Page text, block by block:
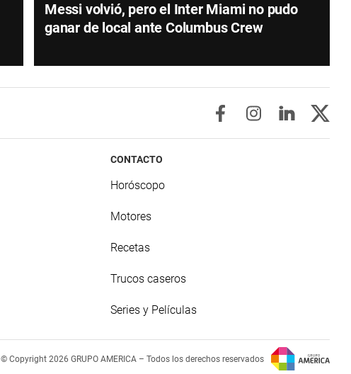
Messi volvió, pero el Inter Miami no pudo
ganar de local ante Columbus Crew
CONTACTO
Horóscopo
Motores
Recetas
Trucos caseros
Series y Películas
© Copyright 2026 GRUPO AMERICA – Todos los derechos reservados